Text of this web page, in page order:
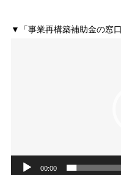
▼「事業再構築補助金の窓
00:00